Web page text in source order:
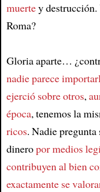
Article
muertey destrucción.
Roma?
Gloria aparte…
nadie parece
ejerció sobre otros,
época, tenemos la
ricos. Nadie
dineropor medios
contribuyen al bien
exactamente se